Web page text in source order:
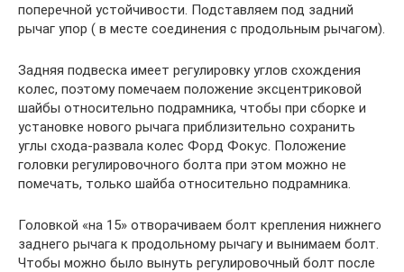
поперечной устойчивости. Подставляем под задний
рычаг упор ( в месте соединения с продольным рычагом).
Задняя подвеска имеет регулировку углов схождения
колес, поэтому помечаем положение эксцентриковой
шайбы относительно подрамника, чтобы при сборке и
установке нового рычага приблизительно сохранить
углы схода-развала колес Форд Фокус. Положение
головки регулировочного болта при этом можно не
помечать, только шайба относительно подрамника.
Головкой «на 15» отворачиваем болт крепления нижнего
заднего рычага к продольному рычагу и вынимаем болт.
Чтобы можно было вынуть регулировочный болт после